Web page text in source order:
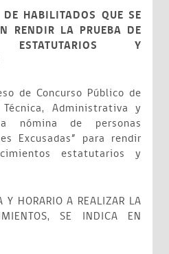
HABILITADOS QUE SE
RENDIR LA PRUEBA DE
ESTATUTARIOS Y
de Concurso Público de
Administrativa y
nómina de personas
Excusadas” para rendir
estatutarios y
Y HORARIO A REALIZAR LA
SE INDICA EN